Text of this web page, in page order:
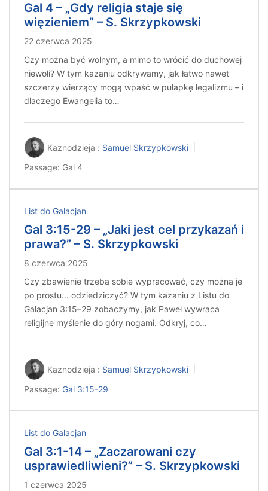
Gal 4 – „Gdy religia staje się
więzieniem” – S. Skrzypkowski
22 czerwca 2025
Czy można być wolnym, a mimo to wrócić do duchowej
niewoli? W tym kazaniu odkrywamy, jak łatwo nawet
szczerzy wierzący mogą wpaść w pułapkę legalizmu – i
dlaczego Ewangelia to…
Kaznodzieja : Samuel Skrzypkowski
Passage: Gal 4
List do Galacjan
Gal 3:15-29 – „Jaki jest cel przykazań i
prawa?” – S. Skrzypkowski
8 czerwca 2025
Czy zbawienie trzeba sobie wypracować, czy można je
po prostu... odziedziczyć? W tym kazaniu z Listu do
Galacjan 3:15–29 zobaczymy, jak Paweł wywraca
religijne myślenie do góry nogami. Odkryj, co…
Kaznodzieja : Samuel Skrzypkowski
Passage: Gal 3:15-29
List do Galacjan
Gal 3:1-14 – „Zaczarowani czy
usprawiedliwieni?” – S. Skrzypkowski
1 czerwca 2025